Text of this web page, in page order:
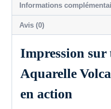
action
Informations
Avis (0)
Impression sur
Aquarelle
en action